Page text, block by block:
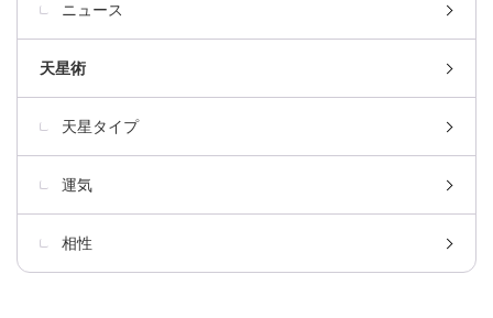
ニュース
天星術
天星タイプ
運気
相性